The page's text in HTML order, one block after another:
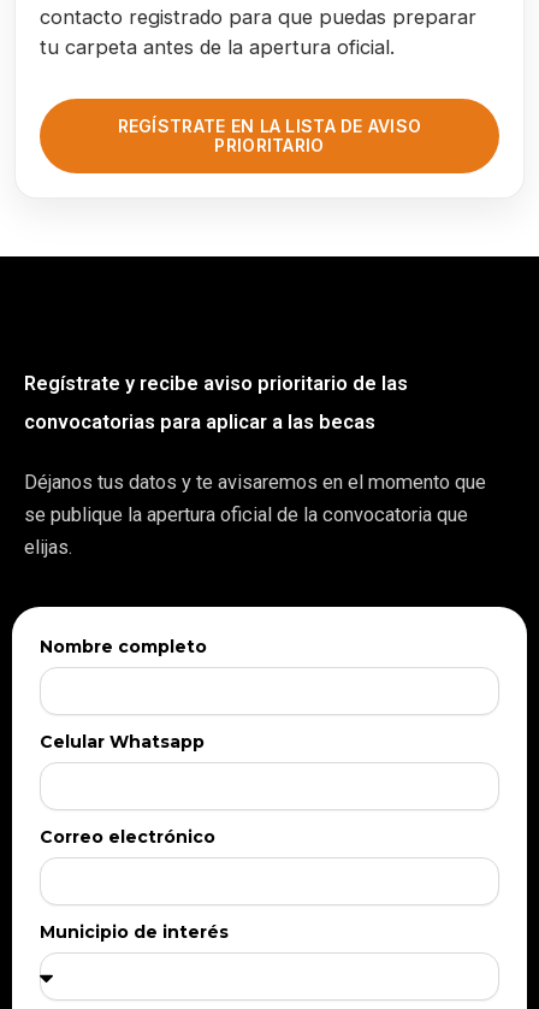
contacto registrado para que puedas preparar
tu carpeta antes de la apertura oficial.
REGÍSTRATE EN LA LISTA DE AVISO
PRIORITARIO
Regístrate y recibe aviso prioritario de las
convocatorias para aplicar a las becas
Déjanos tus datos y te avisaremos en el momento que
se publique la apertura oficial de la convocatoria que
elijas.
Nombre completo
Celular Whatsapp
Correo electrónico
Municipio de interés